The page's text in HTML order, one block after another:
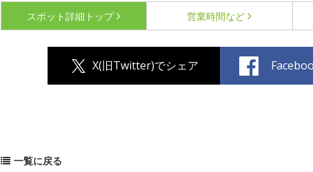
スポット詳細 トップ 営業時間など
X(旧Twitter)でシェア
一覧に戻る